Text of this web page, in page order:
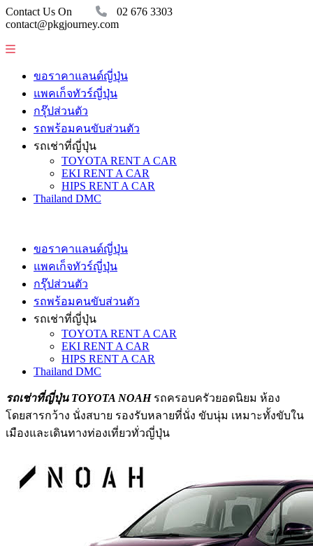
Contact Us On
02 676 3303
contact@pkgjourney.com
ขอราคาแลนด์ญี่ปุ่น
แพคเก็จทัวร์ญี่ปุ่น
กรุ๊ปส่วนตัว
รถพร้อมคนขับส่วนตัว
รถเช่าที่ญี่ปุ่น
TOYOTA RENT A CAR
EKI RENT A CAR
HIPS RENT A CAR
Thailand DMC
ขอราคาแลนด์ญี่ปุ่น
แพคเก็จทัวร์ญี่ปุ่น
กรุ๊ปส่วนตัว
รถพร้อมคนขับส่วนตัว
รถเช่าที่ญี่ปุ่น
TOYOTA RENT A CAR
EKI RENT A CAR
HIPS RENT A CAR
Thailand DMC
รถเช่าที่ญี่ปุ่น TOYOTA NOAHรถครอบครัวยอดนิยม ห้อง
โดยสารกว้าง นั่งสบาย รองรับหลายที่นั่ง ขับนุ่ม เหมาะทั้งขับใน
เมืองและเดินทางท่องเที่ยวทั่วญี่ปุ่น